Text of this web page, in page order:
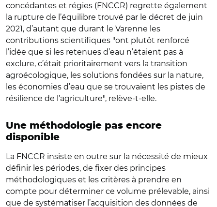
concédantes et régies (FNCCR) regrette également
la rupture de l’équilibre trouvé par le décret de juin
2021, d’autant que durant le Varenne les
contributions scientifiques "ont plutôt renforcé
l’idée que si les retenues d’eau n’étaient pas à
exclure, c’était prioritairement vers la transition
agroécologique, les solutions fondées sur la nature,
les économies d’eau que se trouvaient les pistes de
résilience de l’agriculture", relève-t-elle.
Une méthodologie pas encore
disponible
La FNCCR insiste en outre sur la nécessité de mieux
définir les périodes, de fixer des principes
méthodologiques et les critères à prendre en
compte pour déterminer ce volume prélevable, ainsi
que de systématiser l’acquisition des données de